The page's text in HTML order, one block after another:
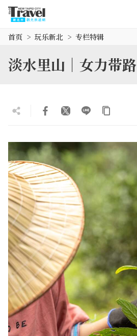
首页 玩乐新北 专栏特辑
淡水里山｜女力带路